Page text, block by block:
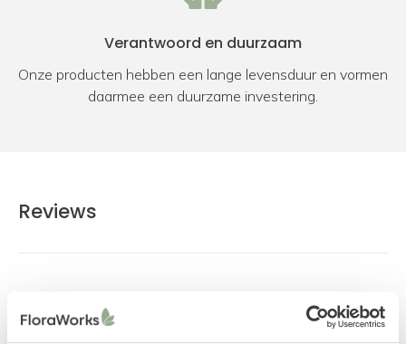
Verantwoord en duurzaam
Onze producten hebben een lange levensduur en vormen
daarmee een duurzame investering.
Reviews